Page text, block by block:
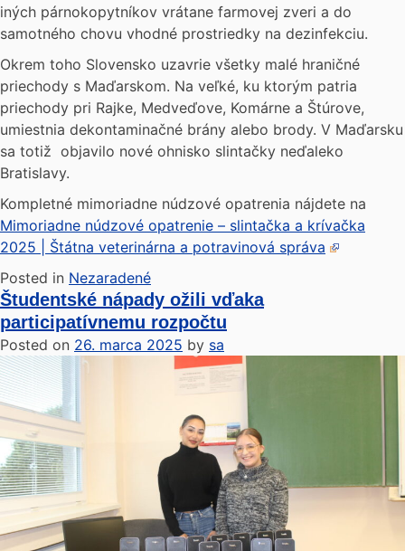
iných párnokopytníkov vrátane farmovej zveri a do
samotného chovu vhodné prostriedky na dezinfekciu.
Okrem toho Slovensko uzavrie všetky malé hraničné
priechody s Maďarskom. Na veľké, ku ktorým patria
priechody pri Rajke, Medveďove, Komárne a Štúrove,
umiestnia dekontaminačné brány alebo brody. V Maďarsku
sa totiž objavilo nové ohnisko slintačky neďaleko
Bratislavy.
Kompletné mimoriadne núdzové opatrenia nájdete na
Mimoriadne núdzové opatrenie – slintačka a krívačka
2025 | Štátna veterinárna a potravinová správa
Posted in Nezaradené
Študentské nápady ožili vďaka
participatívnemu rozpočtu
Posted on 26. marca 2025 by sa